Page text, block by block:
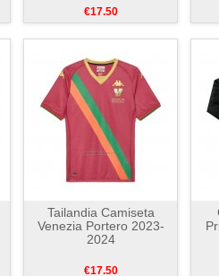
€17.50
Tailandia Camiseta
Venezia Portero 2023-
2024
€17.50